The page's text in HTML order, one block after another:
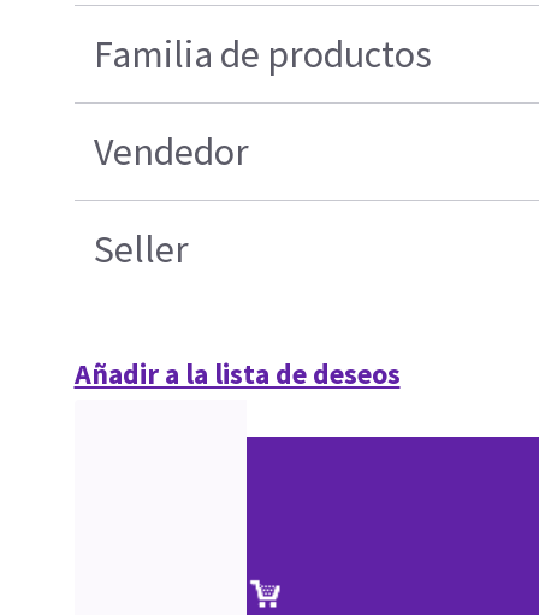
Familia de productos
Vendedor
Seller
Añadir a la lista de deseos